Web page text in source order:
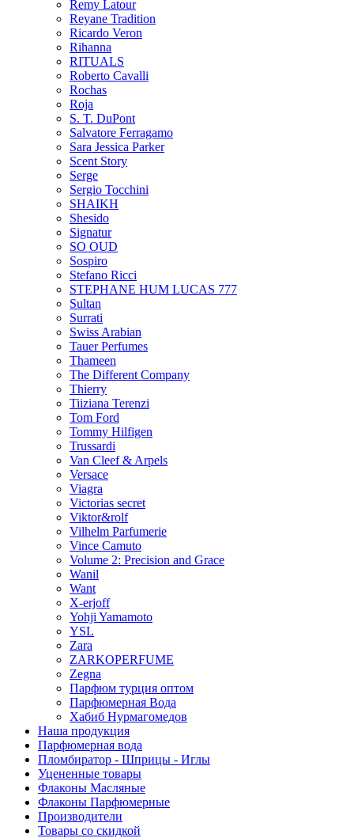
Remy Latour
Reyane Tradition
Ricardo Veron
Rihanna
RITUALS
Roberto Cavalli
Rochas
Roja
S. T. DuPont
Salvatore Ferragamo
Sara Jessica Parker
Scent Story
Serge
Sergio Tocchini
SHAIKH
Shesido
Signatur
SO OUD
Sospiro
Stefano Ricci
STEPHANE HUM LUCAS 777
Sultan
Surrati
Swiss Arabian
Tauer Perfumes
Thameen
The Different Company
Thierry
Tiiziana Terenzi
Tom Ford
Tommy Hilfigen
Trussardi
Van Cleef & Arpels
Versace
Viagra
Victorias secret
Viktor&rolf
Vilhelm Parfumerie
Vince Camuto
Volume 2: Precision and Grace
Wanil
Want
X-erjoff
Yohji Yamamoto
YSL
Zara
ZARKOPERFUME
Zegna
Парфюм турция оптом
Парфюмерная Вода
Хабиб Нурмагомедов
Наша продукция
Парфюмерная вода
Пломбиратор - Шприцы - Иглы
Уцененные товары
Флаконы Масляные
Флаконы Парфюмерные
Производители
Товары со скидкой